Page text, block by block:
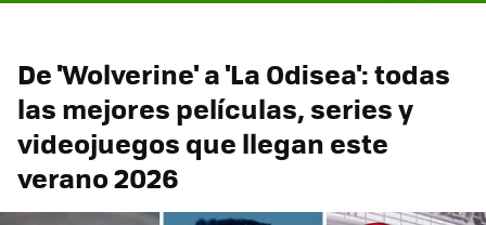
De 'Wolverine' a 'La Odisea': todas
las mejores películas, series y
videojuegos que llegan este
verano 2026